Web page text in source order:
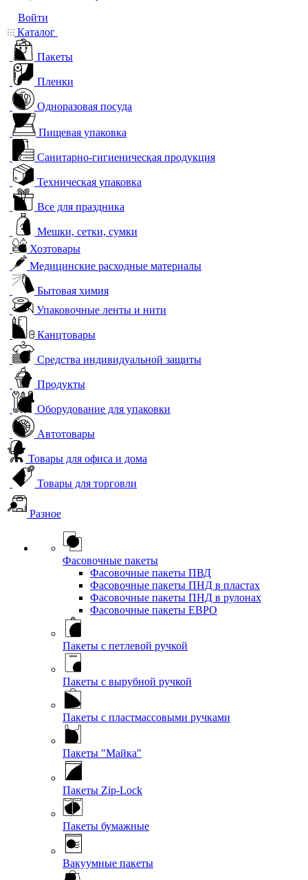
Войти
Каталог
Пакеты
Пленки
Одноразовая посуда
Пищевая упаковка
Санитарно-гигиеническая продукция
Техническая упаковка
Все для праздника
Мешки, сетки, сумки
Хозтовары
Медицинские расходные материалы
Бытовая химия
Упаковочные ленты и нити
Канцтовары
Средства индивидуальной защиты
Продукты
Оборудование для упаковки
Автотовары
Товары для офиса и дома
Товары для торговли
Разное
Фасовочные пакеты
Фасовочные пакеты ПВД
Фасовочные пакеты ПНД в пластах
Фасовочные пакеты ПНД в рулонах
Фасовочные пакеты ЕВРО
Пакеты с петлевой ручкой
Пакеты с вырубной ручкой
Пакеты с пластмассовыми ручками
Пакеты "Майка"
Пакеты Zip-Lock
Пакеты бумажные
Вакуумные пакеты